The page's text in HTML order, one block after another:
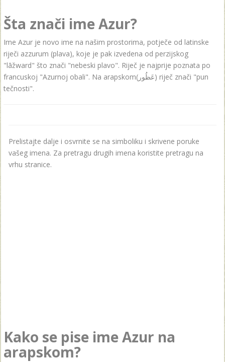
Šta znači ime Azur?
Ime Azur je novo ime na našim prostorima, potječe od latinske
riječi azzurum (plava), koje je pak izvedena od perzijskog
"lāžward" što znači "nebeski plavo". Riječ je najprije poznata po
francuskoj "Azurnoj obali". Na arapskom(عَظُور) riječ znači "pun
tečnosti".
Prelistajte dalje i osvrnite se na simboliku i skrivene poruke
vašeg imena. Za pretragu drugih imena koristite pretragu na
vrhu stranice.
Kako se pise ime Azur na
arapskom?